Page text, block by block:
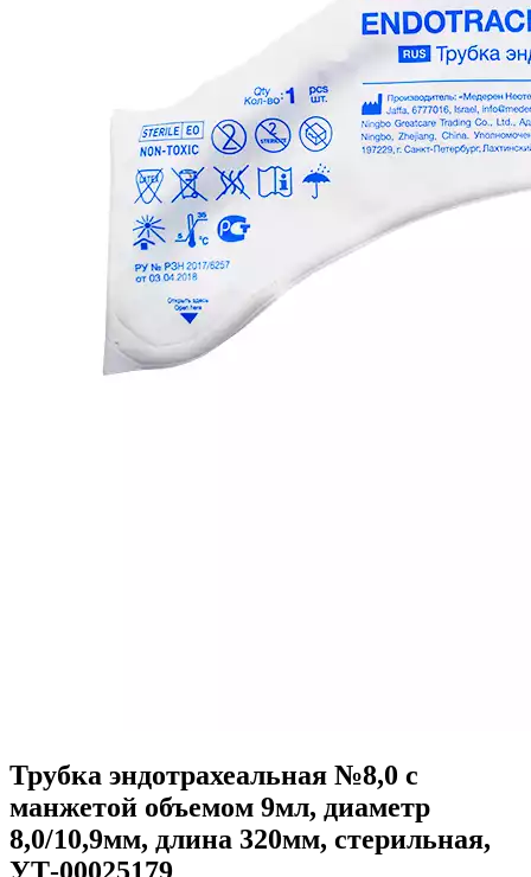
Трубка эндотрахеальная №8,0 с
манжетой объемом 9мл, диаметр
8,0/10,9мм, длина 320мм, стерильная,